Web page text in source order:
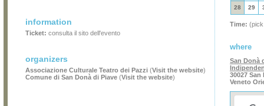
information
Ticket: consulta il sito dell'evento
organizers
Associazione Culturale Teatro dei Pazzi (Visit the website)
Comune di San Donà di Piave (Visit the website)
28 29
Time:
where
San Donà
30027 San
Veneto